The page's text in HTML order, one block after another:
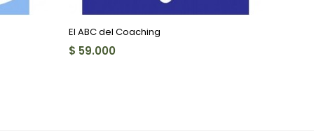
El ABC del Coaching
$ 59.000